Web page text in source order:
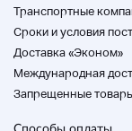
Внешний
* Ранг — это
для
Транспортные
Cроки и условия
Доставка «Эконом»
Международная
Запрещенные